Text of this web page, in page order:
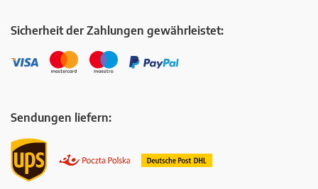
Sicherheit der Zahlungen gewährleistet:
Sendungen liefern: